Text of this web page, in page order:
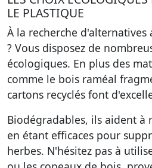
LE PLASTIQUE
À la recherche
? Vous disposez de
écologiques. En plus des
comme le bois raméal
cartons recyclés font
Biodégradables, ils aident
en étant efficaces pour
herbes. N'hésitez pas à